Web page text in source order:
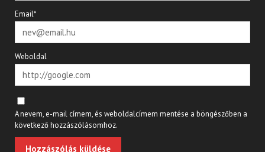
Email*
Weboldal
A nevem, e-mail címem, és weboldalcímem mentése a böngészőben a
következő hozzászólásomhoz.